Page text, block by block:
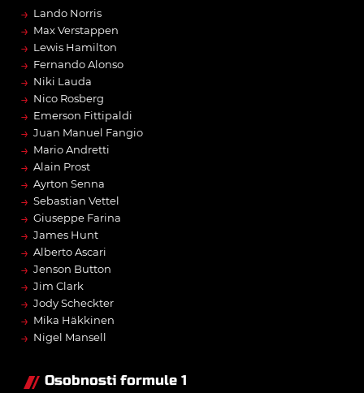
→ Lando Norris
→ Max Verstappen
→ Lewis Hamilton
→ Fernando Alonso
→ Niki Lauda
→ Nico Rosberg
→ Emerson Fittipaldi
→ Juan Manuel Fangio
→ Mario Andretti
→ Alain Prost
→ Ayrton Senna
→ Sebastian Vettel
→ Giuseppe Farina
→ James Hunt
→ Alberto Ascari
→ Jenson Button
→ Jim Clark
→ Jody Scheckter
→ Mika Häkkinen
→ Nigel Mansell
Osobnosti formule 1